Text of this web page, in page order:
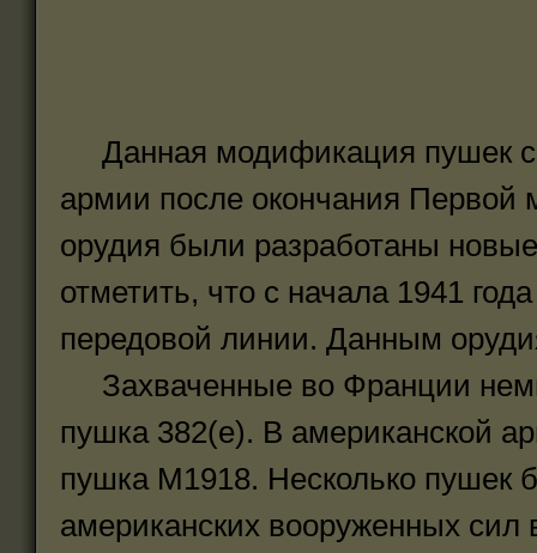
Данная модификация пушек
армии после окончания Первой
орудия были разработаны
отметить, что с начала 1941
передовой линии. Данным
Захваченные во Франции
пушка 382(e). В американской
пушка М1918. Несколько пушек
американских вооруженных